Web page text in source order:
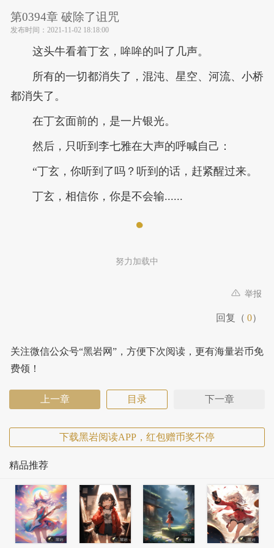
第0394章 破除了诅咒
发布时间： 2021-11-02 18:18:00
这头牛看着丁玄，哞哞的叫了几声。
所有的一切都消失了，混沌、星空、河流、小桥
都消失了。
在丁玄面前的，是一片银光。
然后，只听到李七雅在大声的呼喊自己：
“丁玄，你听到了吗？听到的话，赶紧醒过来。
丁玄，相信你，你是不会输......
努力加载中
举报
回复（ 0）
关注微信公众号“黑岩网”，方便下次阅读，更有海量岩币免
费领！
上一章 目录 下一章
下载黑岩阅读APP，红包赠币奖不停
精品推荐